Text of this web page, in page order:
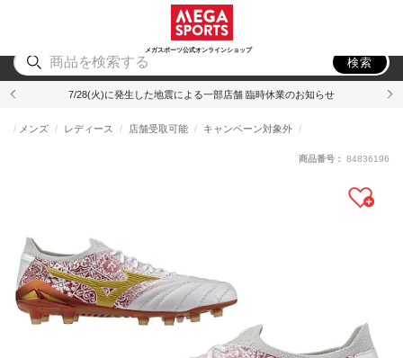
メガスポーツ公式オンラインショップ
アウトドア
検索
7/28(火)に発生した地震による一部店舗 臨時休業のお知らせ
メンズ レディース 店舗受取可能 キャンペーン対象外
商品番号： 84836196